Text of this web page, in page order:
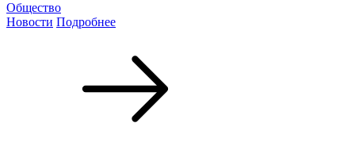
Общество
Новости Подробнее